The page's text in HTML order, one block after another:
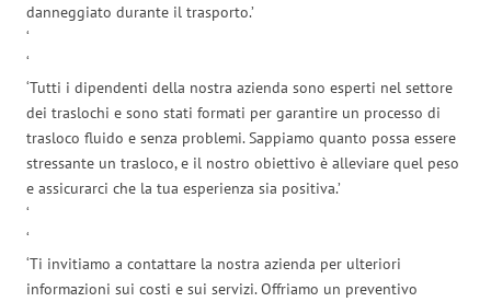
danneggiato durante il trasporto.’
‘
‘
‘Tutti i dipendenti della nostra azienda sono esperti nel settore
dei traslochi e sono stati formati per garantire un processo di
trasloco fluido e senza problemi. Sappiamo quanto possa essere
stressante un trasloco, e il nostro obiettivo è alleviare quel peso
e assicurarci che la tua esperienza sia positiva.’
‘
‘
‘Ti invitiamo a contattare la nostra azienda per ulteriori
informazioni sui costi e sui servizi. Offriamo un preventivo